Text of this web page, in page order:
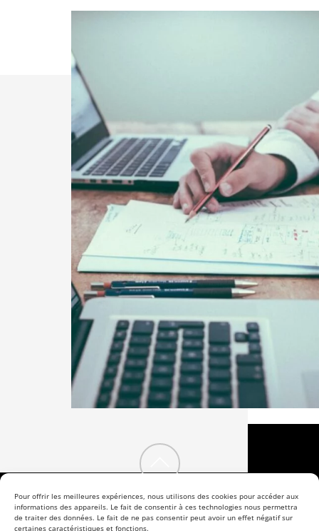
Pour offrir les meilleures expériences, nous utilisons des cookies pour accéder aux
informations des appareils. Le fait de consentir à ces technologies nous permettra
de traiter des données. Le fait de ne pas consentir peut avoir un effet négatif sur
certaines caractéristiques et fonctions.
Back
to
FacebookLinkedInInstagram